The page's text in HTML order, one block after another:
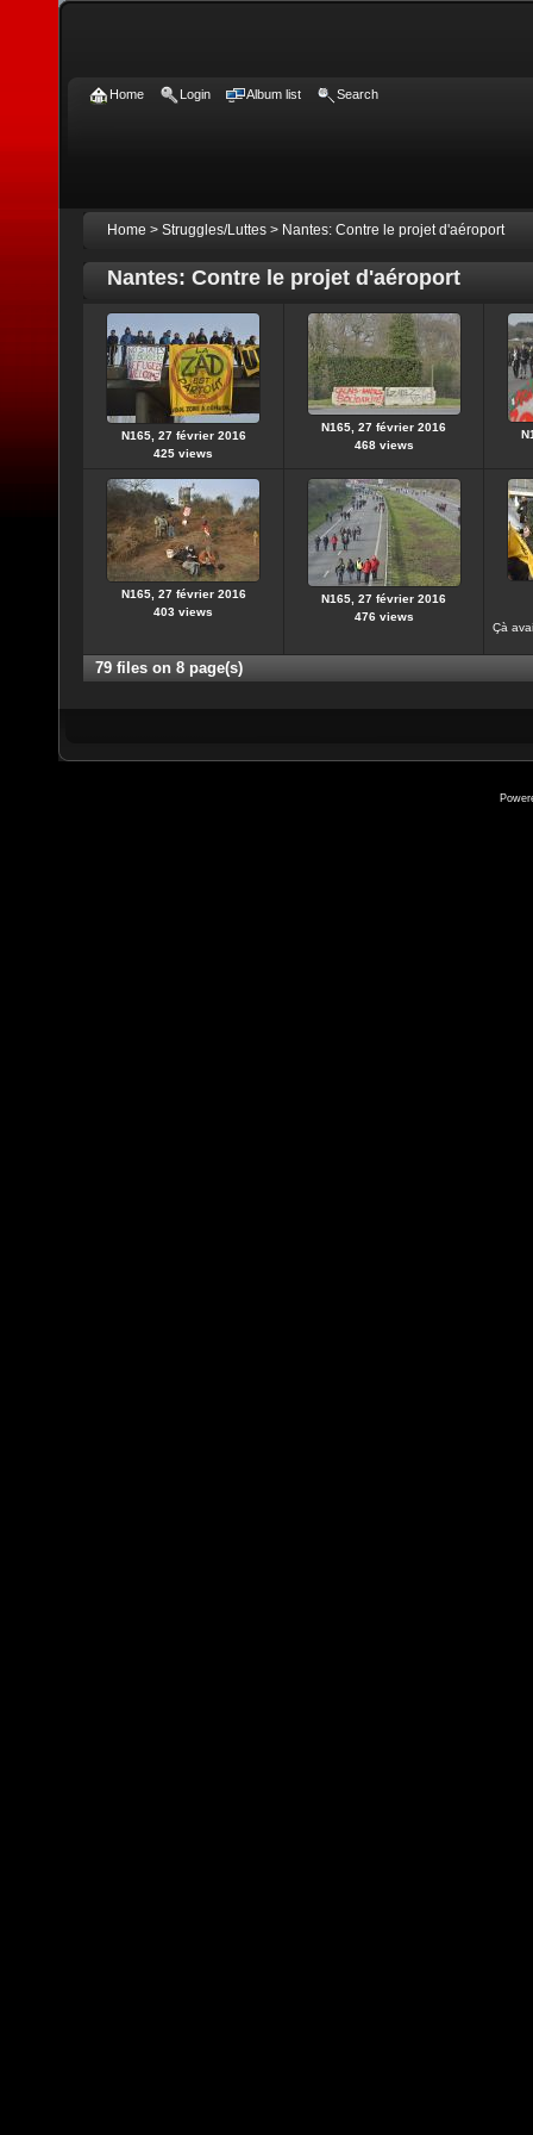
Home Login Album list Search
Home > Struggles/Luttes > Nantes: Contre le projet d'aéroport
Nantes: Contre le projet d'aéroport
N165, 27 février 2016
425 views
N165, 27 février 2016
468 views
N165, 27 février 2016
403 views
N165, 27 février 2016
476 views
Çà
79 files on 8 page(s)